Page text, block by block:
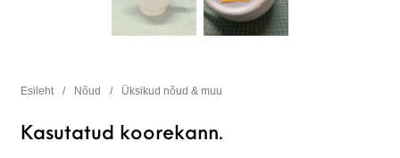
Esileht / Nõud / Üksikud nõud & muu
Kasutatud koorekann.